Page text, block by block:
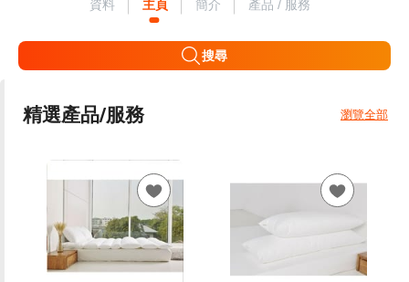
資料 主頁 簡介 產品 / 服務
搜尋
精選產品/服務 瀏覽全部